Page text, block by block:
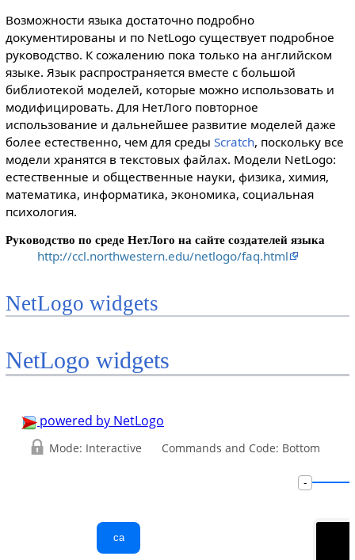
Возможности языка достаточно подробно
документированы и по NetLogo существует подробное
руководство. К сожалению пока только на английском
языке. Язык распространяется вместе с большой
библиотекой моделей, которые можно использовать и
модифицировать. Для НетЛого повторное
использование и дальнейшее развитие моделей даже
более естественно, чем для среды Scratch, поскольку все
модели хранятся в текстовых файлах. Модели NetLogo:
естественные и общественные науки, физика, химия,
математика, информатика, экономика, социальная
психология.
Руководство по среде НетЛого на сайте создателей языка
http://ccl.northwestern.edu/netlogo/faq.html
NetLogo widgets
NetLogo widgets